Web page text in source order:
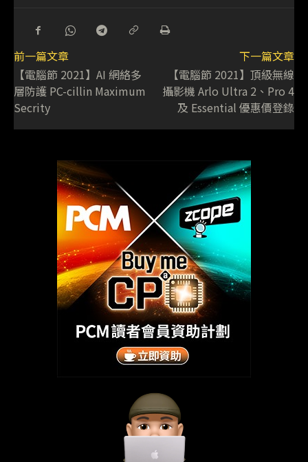
前一篇文章
【電腦節 2021】AI 網絡多
層防護 PC-cillin Maximum
Secrity
下一篇文章
【電腦節 2021】頂級無線
攝影機 Arlo Ultra 2、Pro 4
及 Essential 優惠價登錄